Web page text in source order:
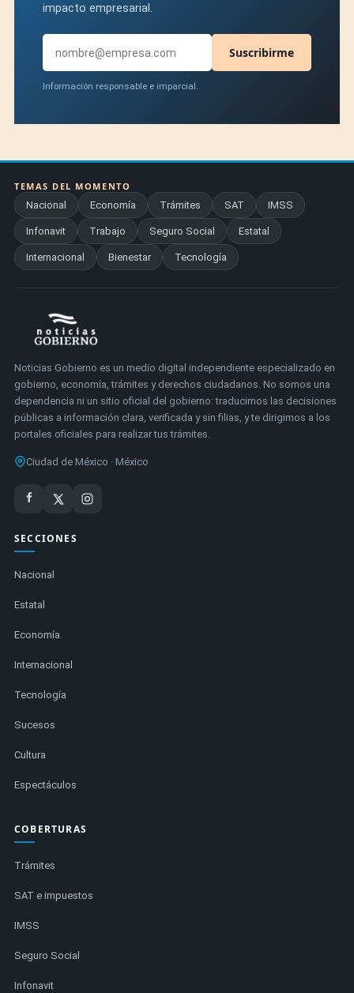
impacto empresarial.
Suscribirme
Información responsable e imparcial.
TEMAS DEL MOMENTO
Nacional
Economía Trámites SAT IMSS
Infonavit Trabajo Seguro Social Estatal
Internacional Bienestar Tecnología
Noticias Gobierno es un medio digital independiente especializado en
gobierno, economía, trámites y derechos ciudadanos. No somos una
dependencia ni un sitio oficial del gobierno: traducimos las decisiones
públicas a información clara, verificada y sin filias, y te dirigimos a los
portales oficiales para realizar tus trámites.
Ciudad de México · México
SECCIONES
Nacional
Estatal
Economía
Internacional
Tecnología
Sucesos
Cultura
Espectáculos
COBERTURAS
Trámites
SAT e impuestos
IMSS
Seguro Social
Infonavit